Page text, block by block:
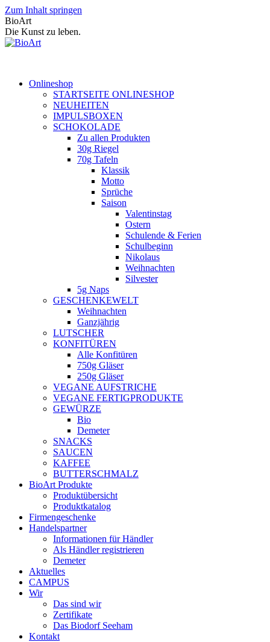
Zum Inhalt springen
BioArt
Die Kunst zu leben.
Onlineshop
STARTSEITE ONLINESHOP
NEUHEITEN
IMPULSBOXEN
SCHOKOLADE
Zu allen Produkten
30g Riegel
70g Tafeln
Klassik
Motto
Sprüche
Saison
Valentinstag
Ostern
Schulende & Ferien
Schulbeginn
Nikolaus
Weihnachten
Silvester
5g Naps
GESCHENKEWELT
Weihnachten
Ganzjährig
LUTSCHER
KONFITÜREN
Alle Konfitüren
750g Gläser
250g Gläser
VEGANE AUFSTRICHE
VEGANE FERTIGPRODUKTE
GEWÜRZE
Bio
Demeter
SNACKS
SAUCEN
KAFFEE
BUTTERSCHMALZ
BioArt Produkte
Produktübersicht
Produktkatalog
Firmengeschenke
Handelspartner
Informationen für Händler
Als Händler registrieren
Demeter
Aktuelles
CAMPUS
Wir
Das sind wir
Zertifikate
Das Biodorf Seeham
Kontakt